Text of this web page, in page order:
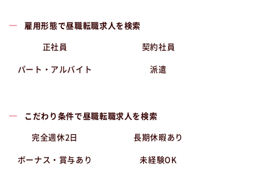
雇用形態で昼職転職求人を検索
正社員 契約社員
パート・アルバイト 派遣
こだわり条件で昼職転職求人を検索
完全週休2日 長期休暇あり
ボーナス・賞与あり 未経験OK